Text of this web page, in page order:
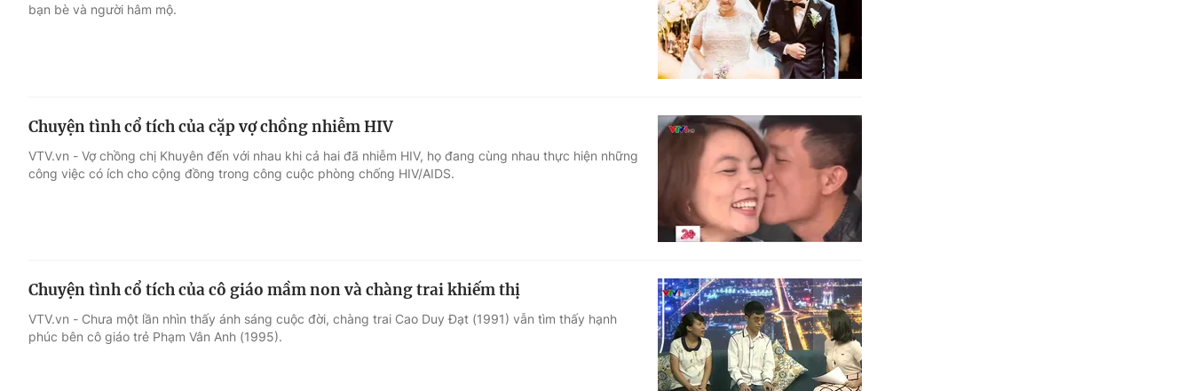
bạn bè và người hâm mộ.
Chuyện tình cổ tích của cặp vợ chồng nhiễm HIV
VTV.vn - Vợ chồng chị Khuyên đến với nhau khi cả hai đã nhiễm HIV, họ đang cùng nhau thực hiện những
công việc có ích cho cộng đồng trong công cuộc phòng chống HIV/AIDS.
Chuyện tình cổ tích của cô giáo mầm non và chàng trai khiếm thị
VTV.vn - Chưa một lần nhìn thấy ánh sáng cuộc đời, chàng trai Cao Duy Đạt (1991) vẫn tìm thấy hạnh
phúc bên cô giáo trẻ Phạm Vân Anh (1995).